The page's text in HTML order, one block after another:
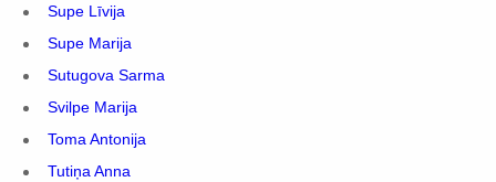
Supe Līvija
Supe Marija
Sutugova Sarma
Svilpe Marija
Toma Antonija
Tutiņa Anna